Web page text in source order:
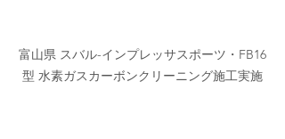
富山県 スバル-インプレッサスポーツ・FB16
型 水素ガスカーボンクリーニング施工実施